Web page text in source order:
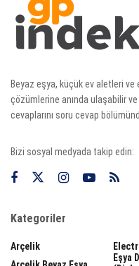
Beyaz eşya, küçük ev aletleri
çözümlerine anında ulaşabilir ve
cevaplarını soru cevap
Bizi sosyal medyada takip edin:
Kategoriler
Arçelik
Eşya